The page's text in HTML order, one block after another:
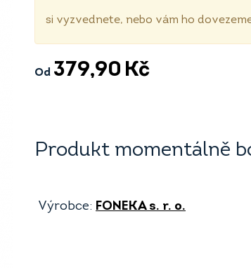
si vyzvednete, nebo vám ho
Od 379,90 Kč
Produkt momentálně
Výrobce: FONEKA s. r. o.